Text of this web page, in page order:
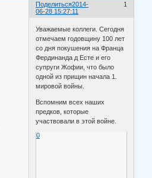
Поделиться 1
2014-
06-28 15:27:11
Уважаемые коллеги. Сегодня
отмечаем годовщину 100 лет
со дня покушения на Франца
Фердинанда д Есте и его
супруги Жофии, что было
одной из прищин начала 1.
мировой войны.
Вспомним всех наших
предков, которые
участвовали в этой войне.
0